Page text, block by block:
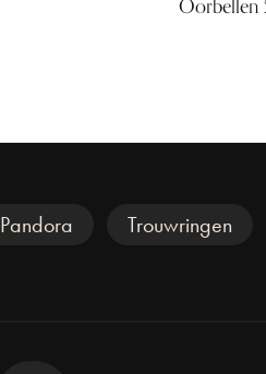
Pandora Trouwringen